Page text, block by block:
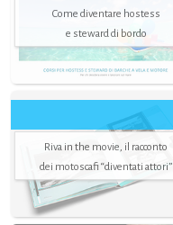
Come diventare hostess
e steward di bordo
Riva in the movie, il racconto
dei motoscafi “diventati attori”